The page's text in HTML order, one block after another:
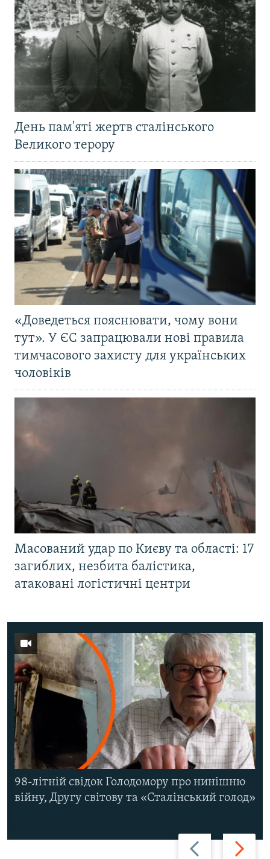
День пам'яті жертв сталінського
Великого терору
«Доведеться пояснювати, чому вони
тут». У ЄС запрацювали нові правила
тимчасового захисту для українських
чоловіків
Масований удар по Києву та області: 17
загиблих, незбита балістика,
атаковані логістичні центри
Назад Вперед
98-літній свідок Голодомору про нинішню
війну, Другу світову та «Сталінський голод»